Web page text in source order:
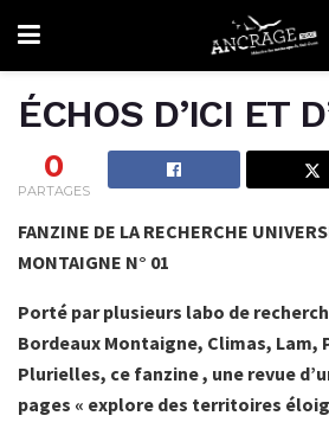
ÉCHOS D’ICI ET
0
PARTAGES
FANZINE DE LA RECHERCHE
MONTAIGNE N° 01
Porté par plusieurs labo de
Bordeaux Montaigne, Climas, Lam,
Plurielles, ce fanzine , une revue
pages « explore des territoires